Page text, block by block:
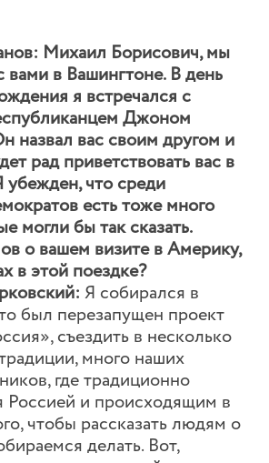
Михаил Борисович, мы
вами в Вашингтоне. В день
я встречался с
Джоном
назвал вас своим другом и
рад приветствовать вас в
убежден, что среди
есть тоже много
могли бы так сказать.
о вашем визите в Америку,
в этой поездке?
Я собирался в
был перезапущен проект
съездить в несколько
много наших
где традиционно
Россией и происходящим в
чтобы рассказать людям о
делать. Вот,